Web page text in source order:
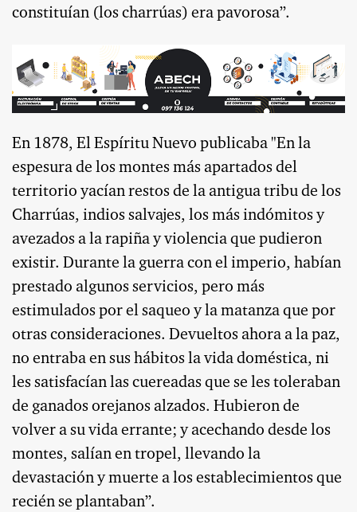
constituían (los charrúas) era pavorosa”.
En 1878, El Espíritu Nuevo publicaba "En la
espesura de los montes más apartados del
territorio yacían restos de la antigua tribu de los
Charrúas, indios salvajes, los más indómitos y
avezados a la rapiña y violencia que pudieron
existir. Durante la guerra con el imperio, habían
prestado algunos servicios, pero más
estimulados por el saqueo y la matanza que por
otras consideraciones. Devueltos ahora a la paz,
no entraba en sus hábitos la vida doméstica, ni
les satisfacían las cuereadas que se les toleraban
de ganados orejanos alzados. Hubieron de
volver a su vida errante; y acechando desde los
montes, salían en tropel, llevando la
devastación y muerte a los establecimientos que
recién se plantaban”.